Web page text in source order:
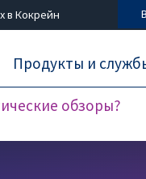
в Кокрейн
обзоры?
Продукты и